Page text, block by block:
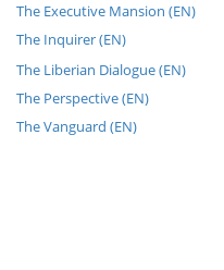
The Executive Mansion (EN)
The Inquirer (EN)
The Liberian Dialogue (EN)
The Perspective (EN)
The Vanguard (EN)